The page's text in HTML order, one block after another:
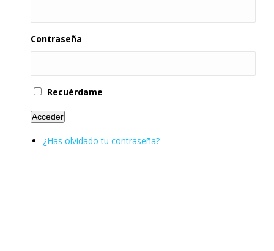
Contraseña
Recuérdame
Acceder
¿Has olvidado tu contraseña?